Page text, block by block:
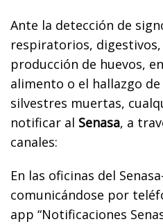
Ante la detección de
respiratorios,
producción de huevos,
alimento o el hallazgo
silvestres muertas,
notificar al Senasa, a
canales:
En las oficinas del
comunicándose por
app “Notificaciones